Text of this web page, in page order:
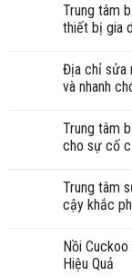
Trung tâm
thiết bị gia
Địa chỉ sửa
và nhanh
Trung tâm
cho sự cố
Trung tâm
cậy khắc
Nồi
Hiệu Quả